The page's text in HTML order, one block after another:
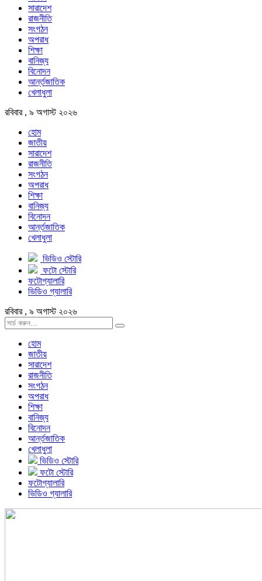
সারাদেশ
রাজনীতি
সংগঠন
অপরাধ
শিক্ষা
বানিজ্য
বিনোদন
আর্ন্তজাতিক
খেলাধুলা
রবিবার , ৯ অগাস্ট ২০২৬
হোম
জাতীয়
সারাদেশ
রাজনীতি
সংগঠন
অপরাধ
শিক্ষা
বানিজ্য
বিনোদন
আর্ন্তজাতিক
খেলাধুলা
ভিডিও স্টোরি
ফটো স্টোরি
ফটোগ্যালারি
ভিডিও গ্যালারি
রবিবার , ৯ অগাস্ট ২০২৬
হোম
জাতীয়
সারাদেশ
রাজনীতি
সংগঠন
অপরাধ
শিক্ষা
বানিজ্য
বিনোদন
আর্ন্তজাতিক
খেলাধুলা
ভিডিও স্টোরি
ফটো স্টোরি
ফটোগ্যালারি
ভিডিও গ্যালারি